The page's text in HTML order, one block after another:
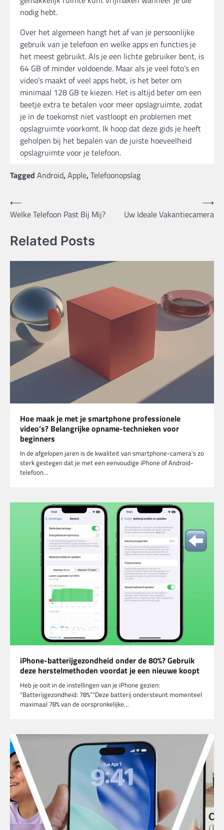
nodig hebt.
Over het algemeen hangt het af van je persoonlijke
gebruik van je telefoon en welke apps en functies je
het meest gebruikt. Als je een lichte gebruiker bent, is
64 GB of minder voldoende. Maar als je veel foto’s en
video’s maakt of veel apps hebt, is het beter om
minimaal 128 GB te kiezen. Het is altijd beter om een
beetje extra te betalen voor meer opslagruimte, zodat
je in de toekomst niet vastloopt en problemen met
opslagruimte voorkomt. Ik hoop dat deze gids je heeft
geholpen bij het bepalen van de juiste hoeveelheid
opslagruimte voor je telefoon.
Tagged Android,Apple,Telefoonopslag
Bericht
navigatie
⟵
Welke Telefoon Past Bij Mij?
Uw Ideale Vakantiecamera
⟶
Related Posts
Hoe maak je met je smartphone professionele
video’s? Belangrijke opname-technieken voor
beginners
In de afgelopen jaren is de kwaliteit van smartphone-camera’s zo
sterk gestegen dat je met een eenvoudige iPhone of Android-
telefoon…
iPhone-batterijgezondheid onder de 80%? Gebruik
deze herstelmethoden voordat je een nieuwe koopt
Heb je ooit in de instellingen van je iPhone gezien:
“Batterijgezondheid: 78%”“Deze batterij ondersteunt momenteel
maximaal 78% van de oorspronkelijke…